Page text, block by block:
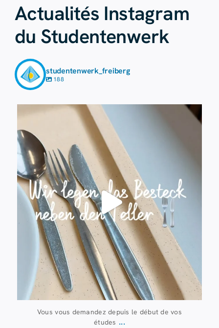
Actualités Instagram
du Studentenwerk
studentenwerk_freiberg
188
23 juillet
224
Vous vous demandez depuis le début de vos
études ...